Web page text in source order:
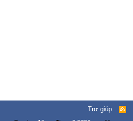
Trợ giúp
R